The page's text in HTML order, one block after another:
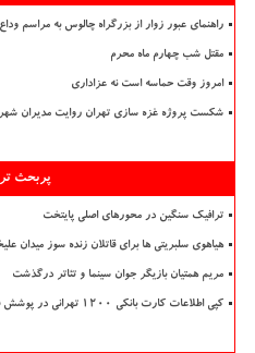
راهنمای عبور زوار از بزرگراه چالوس به مراسم
مقتل شب چهارم ماه محرم
امروز وقت حماسه است نه عزاداری
شکست پروژه غزه سازی تهران روایت مدیران
پربحث
ترافیک سنگین در محورهای اصلی پایتخت
هیاهوی سلبریتی ها برای قاتلان زنده سوز میدان
مریم همتیان بازیگر جوان سینما و تئاتر درگذشت
کپی اطلاعات کارت بانکی ۱۲۰۰ تهرانی در پوشش فروشنده میوه